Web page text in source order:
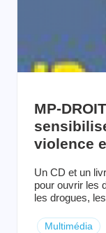
MP-
violence
Un CD et un
pour ouvrir les
les drogues,
Multimédia